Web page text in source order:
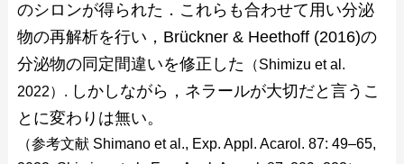
のシロンが得られた．これらも合わせて用い分泌
物の再解析を行い，Brückner & Heethoff (2016)の
分泌物の同定間違いを修正した
（Shimizu et al.
2022）. しかしながら，ネラールが大切だと言うこ
とに変わりは無い。
（参考文献 Shimano et al., Exp. Appl. Acarol. 87: 49–65,